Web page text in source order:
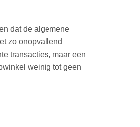
dat de algemene
zo onopvallend
transacties, maar een
weinig tot geen